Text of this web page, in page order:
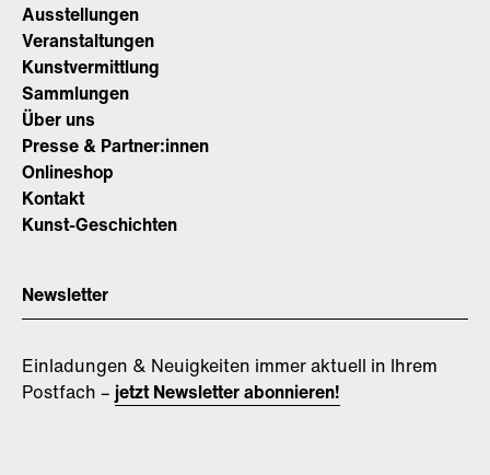
Ausstellungen
Veranstaltungen
Kunstvermittlung
Sammlungen
Über uns
Presse & Partner:innen
Onlineshop
Kontakt
Kunst-Geschichten
Newsletter
Einladungen & Neuigkeiten immer aktuell in Ihrem
Postfach – jetzt Newsletter abonnieren!